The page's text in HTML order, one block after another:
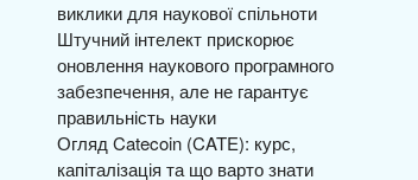
виклики для наукової спільноти
Штучний інтелект прискорює
оновлення наукового програмного
забезпечення, але не гарантує
правильність науки
Огляд Catecoin (CATE): курс,
капіталізація та що варто знати